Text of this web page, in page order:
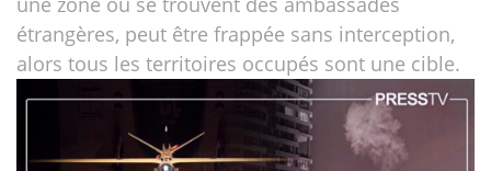
étrangères, peut être frappée sans interception,
alors tous les territoires occupés sont une cible.